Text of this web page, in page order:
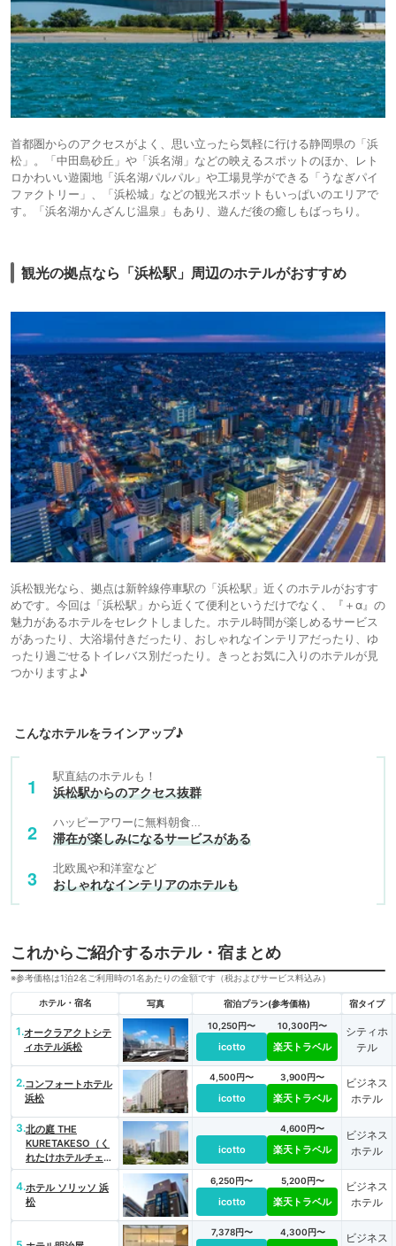
首都圏からのアクセスがよく、思い立ったら気軽に行ける静岡県の「浜
松」。「中田島砂丘」や「浜名湖」などの映えるスポットのほか、レト
ロかわいい遊園地「浜名湖パルパル」や工場見学ができる「うなぎパイ
ファクトリー」、「浜松城」などの観光スポットもいっぱいのエリアで
す。「浜名湖かんざんじ温泉」もあり、遊んだ後の癒しもばっちり。
観光の拠点なら「浜松駅」周辺のホテルがおすすめ
浜松観光なら、拠点は新幹線停車駅の「浜松駅」近くのホテルがおすす
めです。今回は「浜松駅」から近くて便利というだけでなく、『＋α』の
魅力があるホテルをセレクトしました。ホテル時間が楽しめるサービス
があったり、大浴場付きだったり、おしゃれなインテリアだったり、ゆ
ったり過ごせるトイレバス別だったり。きっとお気に入りのホテルが見
つかりますよ♪
こんなホテルをラインアップ♪
駅直結のホテルも！
浜松駅からのアクセス抜群
ハッピーアワーに無料朝食…
滞在が楽しみになるサービスがある
北欧風や和洋室など
おしゃれなインテリアのホテルも
これからご紹介するホテル・宿まとめ
※参考価格は1泊2名ご利用時の1名あたりの金額です（税およびサービス料込み）
ホテル・宿名 写真 宿泊プラン(参考価格) 宿タイプ
1.オークラアクトシテ
ィホテル浜松
10,250円〜
icotto
10,300円〜
楽天トラベル
シティホ
テル
2.コンフォートホテル
浜松
4,500円〜
icotto
3,900円〜
楽天トラベル
ビジネス
ホテル
3.北の庭 THE
KURETAKESO（く
れたけホテルチェー
ン）
icotto
4,600円〜
楽天トラベル
ビジネス
ホテル
4.ホテル ソリッソ 浜
松
6,250円〜
icotto
5,200円〜
楽天トラベル
ビジネス
ホテル
7,378円〜 4,300円〜
ビジネス